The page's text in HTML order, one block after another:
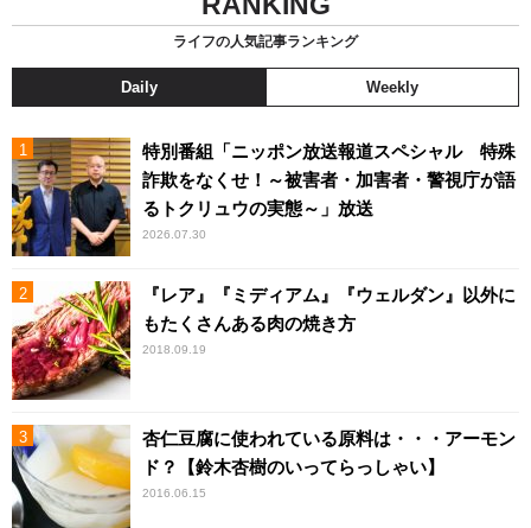
ライフの人気記事ランキング
Daily Weekly
特別番組「ニッポン放送報道スペシャル 特殊
詐欺をなくせ！～被害者・加害者・警視庁が語
るトクリュウの実態～」放送
2026.07.30
『レア』『ミディアム』『ウェルダン』以外に
もたくさんある肉の焼き方
2018.09.19
杏仁豆腐に使われている原料は・・・アーモン
ド？【鈴木杏樹のいってらっしゃい】
2016.06.15